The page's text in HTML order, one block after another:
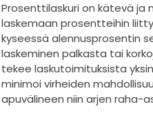
Prosenttilaskuri on kätevä ja
laskemaan prosentteihin
kyseessä alennusprosentin
laskeminen palkasta tai
tekee laskutoimituksista
minimoi virheiden
apuvälineen niin arjen raha-